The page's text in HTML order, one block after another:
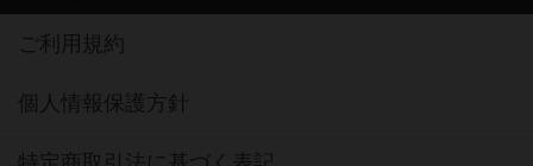
ご利用規約
個人情報保護方針